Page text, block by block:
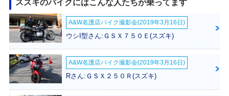
GN125
スズキのバイクにはこんな人たちが乗ってます
A&W名護店バイク撮影会(2019年3月16日)
ウシI型さん:ＧＳＸ７５０Ｅ(スズキ)
A&W名護店バイク撮影会(2019年3月16日)
Rさん:ＧＳＸ２５０Ｒ(スズキ)